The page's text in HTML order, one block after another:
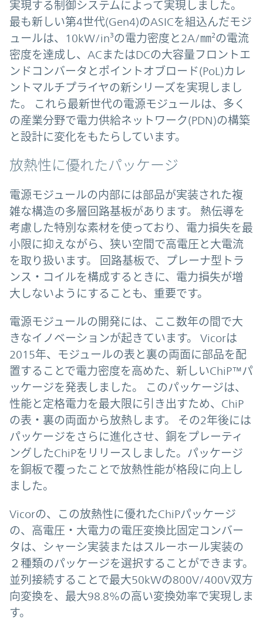
実現する制御システムによって実現しました。
最も新しい第4世代(Gen4)のASICを組込んだモジ
ュールは、10kW/in³の電力密度と2A/㎜²の電流
密度を達成し、ACまたはDCの大容量フロントエ
ンドコンバータとポイントオブロード(PoL)カレ
ントマルチプライヤの新シリーズを実現しまし
た。 これら最新世代の電源モジュールは、多く
の産業分野で電力供給ネットワーク(PDN)の構築
と設計に変化をもたらしています。
放熱性に優れたパッケージ
電源モジュールの内部には部品が実装された複
雑な構造の多層回路基板があります。 熱伝導を
考慮した特別な素材を使っており、電力損失を最
小限に抑えながら、狭い空間で高電圧と大電流
を取り扱います。 回路基板で、プレーナ型トラ
ンス・コイルを構成するときに、電力損失が増
大しないようにすることも、重要です。
電源モジュールの開発には、ここ数年の間で大
きなイノベーションが起きています。 Vicorは
2015年、モジュールの表と裏の両面に部品を配
置することで電力密度を高めた、新しいChiP™パ
ッケージを発表しました。 このパッケージは、
性能と定格電力を最大限に引き出すため、ChiP
の表・裏の両面から放熱します。 その2年後には
パッケージをさらに進化させ、銅をプレーティ
ングしたChiPをリリースしました。パッケージ
を銅板で覆ったことで放熱性能が格段に向上し
ました。
Vicorの、この放熱性に優れたChiPパッケージ
の、高電圧・大電力の電圧変換比固定コンバー
タは、シャーシ実装またはスルーホール実装の
２種類のパッケージを選択することができます。
並列接続することで最大50kWの800V/400V双方
向変換を、最大98.8%の高い変換効率で実現しま
す。